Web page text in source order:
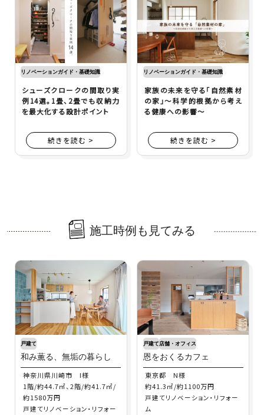
リノベーションガイド・基礎知識
シューズクロークの間取り実
例14選。1畳、2畳でも収納力
を最大化する設計ポイント
続きを読む >
リノベーションガイド・基礎知識
家族の未来を守る「自然素材
の家」～科学的根拠から考え
る健康への影響～
続きを読む >
施工時例も見てみる
戸建て
和み薫る、無垢の暮らし
神奈川県川崎市 I様
1階/約44.7㎡、2階/約41.7㎡/
約1580万円
戸建てリノベーション・リフォー
戸建て店舗・オフィス
恩をおくるカフェ
東京都 N様
約41.3㎡/約1100万円
戸建てリノベーション・リフォー
ム